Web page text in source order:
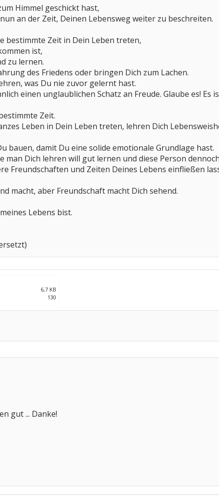
Himmel geschickt hast,
an der Zeit, Deinen Lebensweg weiter zu beschreiten.
bestimmte Zeit in Dein Leben treten,
ist,
zu lernen.
des Friedens oder bringen Dich zum Lachen.
was Du nie zuvor gelernt hast.
einen unglaublichen Schatz an Freude. Glaube es! Es
Zeit.
Leben in Dein Leben treten, lehren Dich
bauen, damit Du eine solide emotionale Grundlage hast.
man Dich lehren will gut lernen und diese Person
Freundschaften und Zeiten Deines Lebens einfließen
macht, aber Freundschaft macht Dich sehend.
Lebens bist.
6,7 KB
130
gut ... Danke!